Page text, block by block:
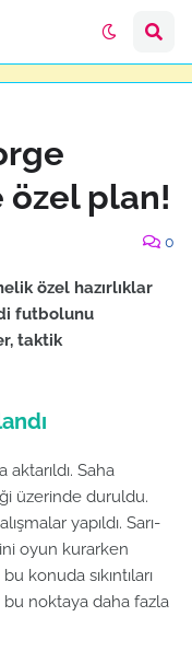
özel plan!
0
özel hazırlıklar
futbolunu
taktik
Saha
üzerinde duruldu.
yapıldı. Sarı-
oyun kurarken
konuda sıkıntıları
bu noktaya daha fazla